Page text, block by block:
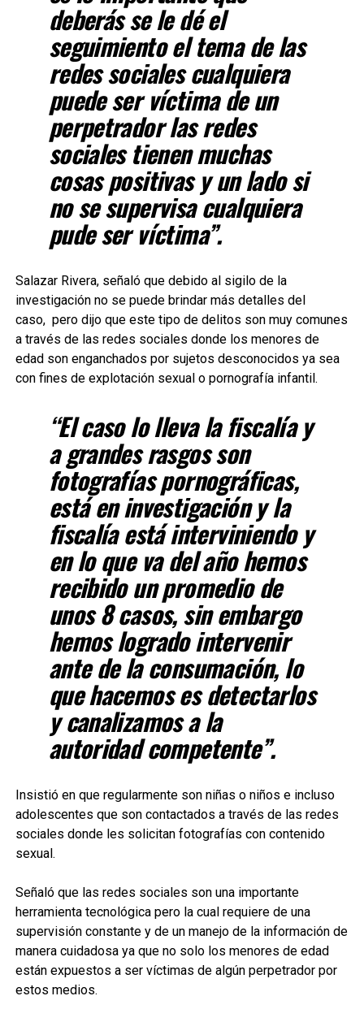
deberás se le dé el
seguimiento el tema de las
redes sociales cualquiera
puede ser víctima de un
perpetrador las redes
sociales tienen muchas
cosas positivas y un lado si
no se supervisa cualquiera
pude ser víctima”.
Salazar Rivera, señaló que debido al sigilo de la
investigación no se puede brindar más detalles del
caso, pero dijo que este tipo de delitos son muy comunes
a través de las redes sociales donde los menores de
edad son enganchados por sujetos desconocidos ya sea
con fines de explotación sexual o pornografía infantil.
“El caso lo lleva la fiscalía y
a grandes rasgos son
fotografías pornográficas,
está en investigación y la
fiscalía está interviniendo y
en lo que va del año hemos
recibido un promedio de
unos 8 casos, sin embargo
hemos logrado intervenir
ante de la consumación, lo
que hacemos es detectarlos
y canalizamos a la
autoridad competente”.
Insistió en que regularmente son niñas o niños e incluso
adolescentes que son contactados a través de las redes
sociales donde les solicitan fotografías con contenido
sexual.
Señaló que las redes sociales son una importante
herramienta tecnológica pero la cual requiere de una
supervisión constante y de un manejo de la información de
manera cuidadosa ya que no solo los menores de edad
están expuestos a ser víctimas de algún perpetrador por
estos medios.